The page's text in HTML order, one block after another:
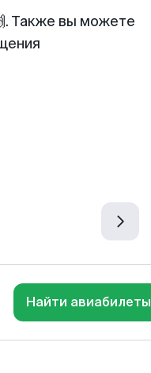
Также вы можете
Найти авиабилеты